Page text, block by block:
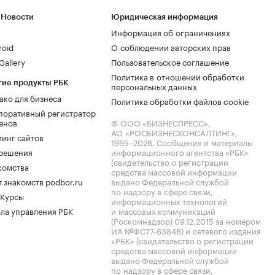
продукты РБК
для бизнеса
регистратор
сайтов
знакомств podbor.ru
управления РБК
Юридическая информация
Информация об ограничениях
О соблюдении авторских прав
Пользовательское соглашение
Политика в отношении обработки
персональных данных
Политика обработки файлов cookie
© ООО «БИЗНЕСПРЕСС»,
АО «РОСБИЗНЕСКОНСАЛТИНГ»,
1995–2026. Сообщения и материалы
информационного агентства «РБК»
(свидетельство о регистрации
средства массовой информации
выдано Федеральной службой
по надзору в сфере связи,
информационных технологий
и массовых коммуникаций
(Роскомнадзор) 09.12.2015 за номером
ИА №ФС77-63848) и сетевого издания
«РБК» (свидетельство о регистрации
средства массовой информации
выдано Федеральной службой
по надзору в сфере связи,